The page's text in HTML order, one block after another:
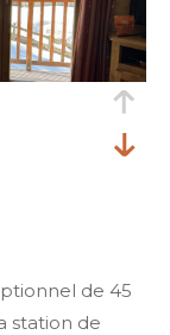
de 45
station de